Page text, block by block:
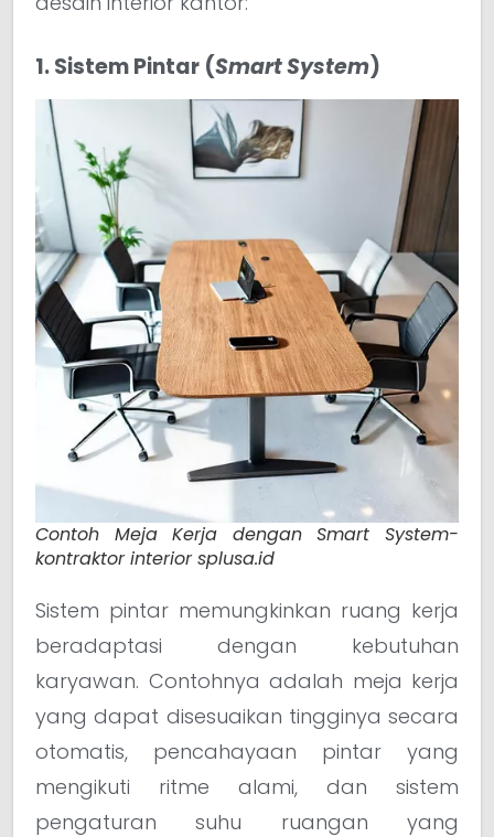
1. Sistem Pintar (Smart System)
Contoh Meja Kerja dengan Smart System-
kontraktor interior splusa.id
Sistem pintar memungkinkan ruang kerja
beradaptasi dengan kebutuhan
karyawan. Contohnya adalah meja kerja
yang dapat disesuaikan tingginya secara
otomatis, pencahayaan pintar yang
mengikuti ritme alami, dan sistem
pengaturan suhu ruangan yang